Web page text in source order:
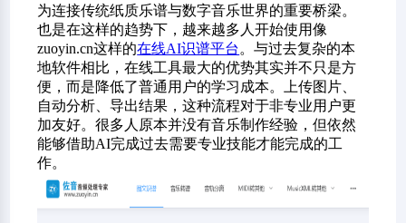
为连接传统纸质乐谱与数字音乐世界的重要桥梁。
也是在这样的趋势下，越来越多人开始使用像
zuoyin.cn这样的在线AI识谱平台 。与过去复杂的本
地软件相比，在线工具最大的优势其实并不只是方
便，而是降低了普通用户的学习成本。上传图片、
自动分析、导出结果，这种流程对于非专业用户更
加友好。很多人原本并没有音乐制作经验，但依然
能够借助AI完成过去需要专业技能才能完成的工
作。